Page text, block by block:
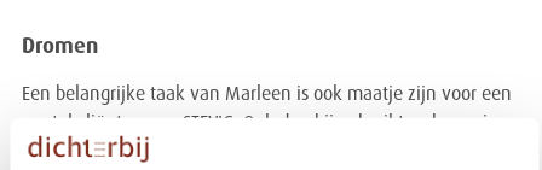
Dromen
Een belangrijke taak van Marleen is ook maatje zijn voor een
aantal cliënten van STEVIG. Ook daarbij gebruikt ze haar eigen
ervaringen. “Ik heb wel het idee dat cliënten van mij eerder